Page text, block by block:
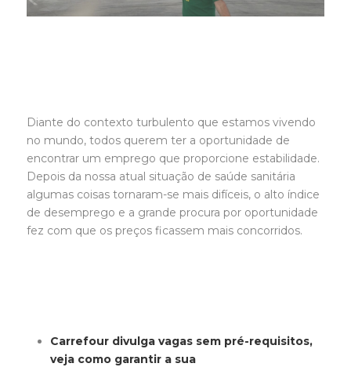
Diante do contexto turbulento que estamos vivendo
no mundo, todos querem ter a oportunidade de
encontrar um emprego que proporcione estabilidade.
Depois da nossa atual situação de saúde sanitária
algumas coisas tornaram-se mais difíceis, o alto índice
de desemprego e a grande procura por oportunidade
fez com que os preços ficassem mais concorridos.
Carrefour divulga vagas sem pré-requisitos,
veja como garantir a sua